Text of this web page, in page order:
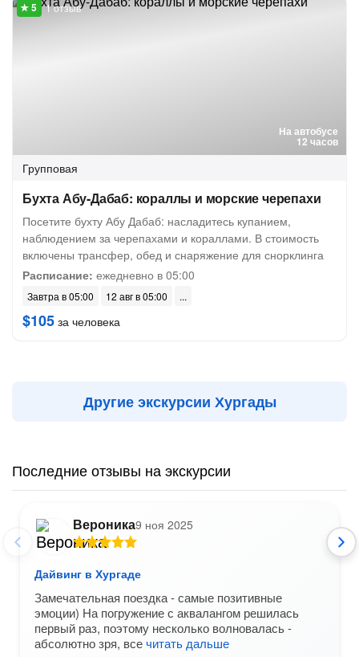
На автобусе
12 часов
1 отзыв
Групповая
Бухта Абу-Дабаб: кораллы и морские черепахи
Посетите бухту Абу Дабаб: насладитесь купанием,
наблюдением за черепахами и кораллами. В стоимость
включены трансфер, обед и снаряжение для снорклинга
Расписание: ежедневно в 05:00
Завтра в 05:00 12 авг в 05:00
$105 за человека
Другие экскурсии Хургады
Последние отзывы на экскурсии
Вероника9 ноя 2025
Дайвинг в Хургаде
Замечательная поездка - самые позитивные
эмоции) На погружение с аквалангом решилась
первый раз, поэтому несколько волновалась -
абсолютно зря, всечитать дальше